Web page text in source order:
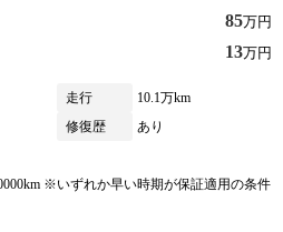
85万円
13万円
走行
10.1万km
修復歴
あり
※いずれか早い時期が保証適用の条件